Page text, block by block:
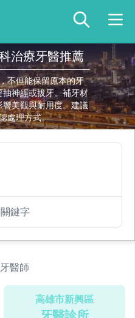
治療牙醫推薦
不但能保留原本的牙
神經或拔牙。補牙材
美觀與耐用度。建議
處理方式。
鍵字
醫師
高雄市新興區